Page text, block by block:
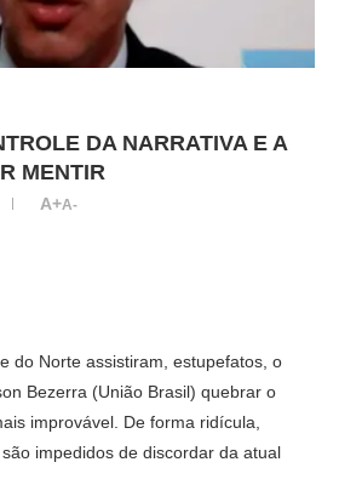
DA NARRATIVA E A
MENTIR
A+A-
do Norte assistiram, estupefatos, o
Bezerra (União Brasil) quebrar o
improvável. De forma ridícula,
impedidos de discordar da atual